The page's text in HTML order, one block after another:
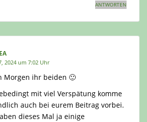
ANTWORTEN
2024 um 7:02 Uhr
Morgen ihr beiden 🙂
mit viel Verspätung komme
auch bei eurem Beitrag vorbei.
dieses Mal ja einige